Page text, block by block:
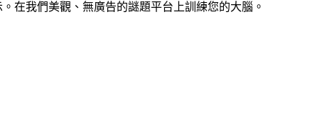
在我們美觀、無廣告的謎題平台上訓練您的大腦。